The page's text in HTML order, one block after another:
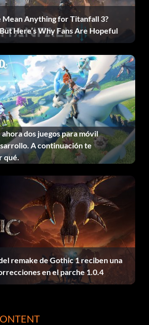
si tienes datos guardados de
de EA Def Jam Vendetta, ECT
2004 gira en torno a ganar dinero.
juego que juegues, a excepción de
dinero, y al finalizar cada ronda te
la tienda profesional. Si no estás
empezar, prueba el World Tour. La
a medida que juegas, pero al aumentar
los premios. Para los entusiastas del
un poco más de tiempo para
es el que vale más dinero. Merece la
cuanto más ganas, más difíciles se
target" distinguiendo mayúsculas y
Club.
Mean Anything for Titanfall 3?
Here’s Why Fans Are Hopeful
dos juegos para móvil
A continuación te
qué.
remake de Gothic 1 reciben una
en el parche 1.0.4